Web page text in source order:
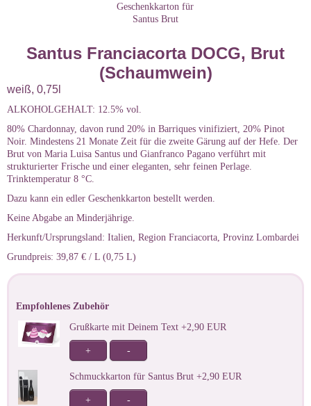
Geschenkkarton für
Santus Brut
Santus Franciacorta DOCG, Brut
(Schaumwein)
weiß, 0,75l
ALKOHOLGEHALT: 12.5% vol.
80% Chardonnay, davon rund 20% in Barriques vinifiziert, 20% Pinot
Noir. Mindestens 21 Monate Zeit für die zweite Gärung auf der Hefe. Der
Brut von Maria Luisa Santus und Gianfranco Pagano verführt mit
strukturierter Frische und einer eleganten, sehr feinen Perlage.
Trinktemperatur 8 °C.
Dazu kann ein edler Geschenkkarton bestellt werden.
Keine Abgabe an Minderjährige.
Herkunft/Ursprungsland: Italien, Region Franciacorta, Provinz Lombardei
Grundpreis: 39,87 € / L (0,75 L)
Empfohlenes Zubehör
Grußkarte mit Deinem Text +2,90 EUR
+ -
Schmuckkarton für Santus Brut +2,90 EUR
+ -